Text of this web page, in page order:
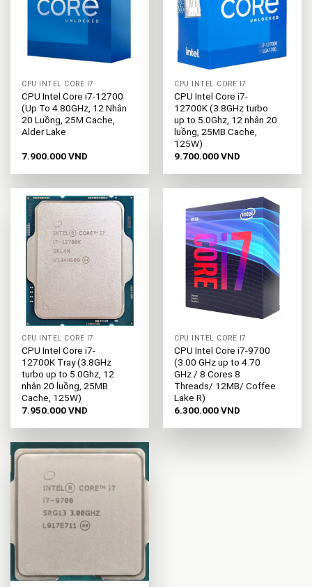
CPU INTEL CORE I7
CPU Intel Core i7-12700
(Up To 4.80GHz, 12 Nhân
20 Luồng, 25M Cache,
Alder Lake
7.900.000VND
CPU INTEL CORE I7
CPU Intel Core i7-
12700K (3.8GHz turbo
up to 5.0Ghz, 12 nhân 20
luồng, 25MB Cache,
125W)
9.700.000VND
CPU INTEL CORE I7
CPU Intel Core i7-
12700K Tray (3.8GHz
turbo up to 5.0Ghz, 12
nhân 20 luồng, 25MB
Cache, 125W)
7.950.000VND
CPU INTEL CORE I7
CPU Intel Core i7-9700
(3.00 GHz up to 4.70
GHz / 8 Cores 8
Threads/ 12MB/ Coffee
Lake R)
6.300.000VND